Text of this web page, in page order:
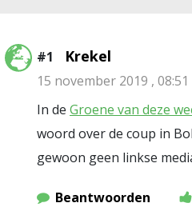
#1 Krekel
15 november 2019 , 08:51
In de Groene van deze
woord over de coup in
gewoon geen linkse
Beantwoorden